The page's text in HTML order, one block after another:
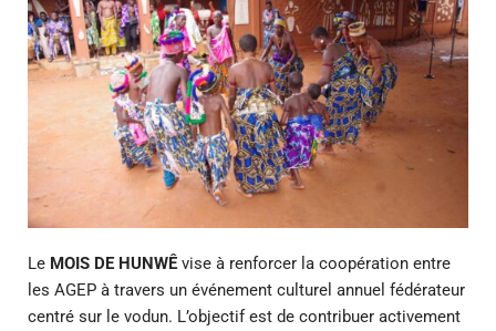
Le MOIS DE HUNWÊvise à renforcer la coopération entre
les AGEP à travers un événement culturel annuel fédérateur
centré sur le vodun. L’objectif est de contribuer activement